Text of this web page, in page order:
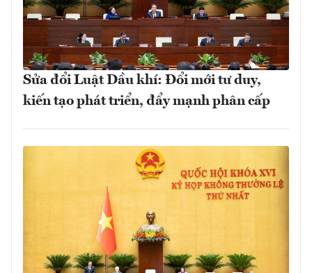
Sửa đổi Luật Dầu khí: Đổi mới tư duy,
kiến tạo phát triển, đẩy mạnh phân cấp